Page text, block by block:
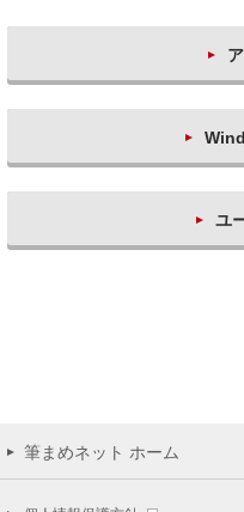
ユ
筆まめネット ホーム